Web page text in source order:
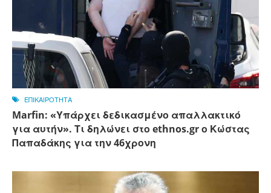
ΕΠΙΚΑΙΡΟΤΗΤΑ
Marfin: «Υπάρχει δεδικασμένο απαλλακτικό
για αυτήν». Τι δηλώνει στο ethnos.gr ο Κώστας
Παπαδάκης για την 46χρονη